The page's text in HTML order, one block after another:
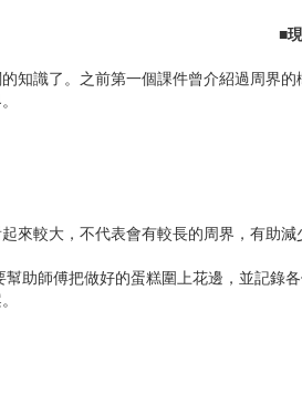
■
識了。之前第一個課件曾介紹過周界的
較大，不代表會有較長的周界，有助減
師傅把做好的蛋糕圍上花邊，並記錄各